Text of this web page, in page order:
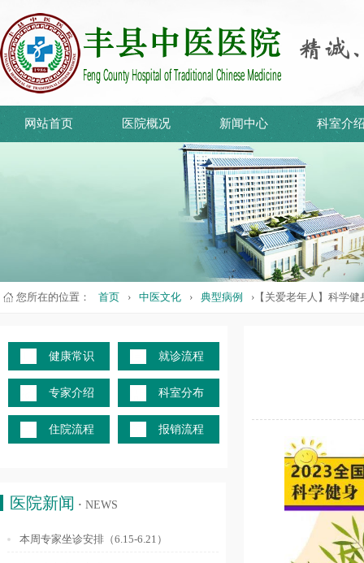
网站首页 医院概况 新闻中心 科室介
您所在的位置： 首页 › 中医文化 › 典型病例 ›【关爱老年人】科学
健康常识 就诊流程
专家介绍 科室分布
住院流程 报销流程
医院新闻 · NEWS
本周专家坐诊安排（6.15-6.21）